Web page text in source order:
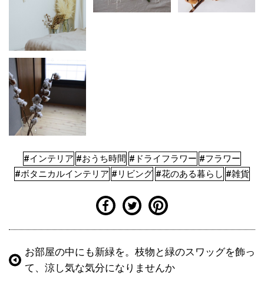
#インテリア #おうち時間 #ドライフラワー #フラワー
#ボタニカルインテリア #リビング #花のある暮らし #雑貨
お部屋の中にも新緑を。枝物と緑のスワッグを飾っ
て、涼し気な気分になりませんか